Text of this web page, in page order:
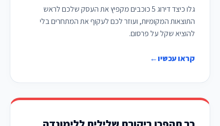
גלו כיצד דירוג 5 כוכבים מקפיץ את העסק שלכם לראש
התוצאות המקומיות, ועוזר לכם לעקוף את המתחרים בלי
להוציא שקל על פרסום.
קראו עכשיו←